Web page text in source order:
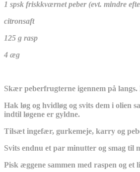
1 spsk friskkværnet peber (evt. mindre
citronsaft
125 g rasp
4 æg
Skær peberfrugterne igennem på
Hak løg og hvidløg og svits dem i olien
indtil løgene er gyldne.
Tilsæt ingefær, gurkemeje, karry og
Svits endnu et par minutter og smag til
Pisk æggene sammen med raspen og et